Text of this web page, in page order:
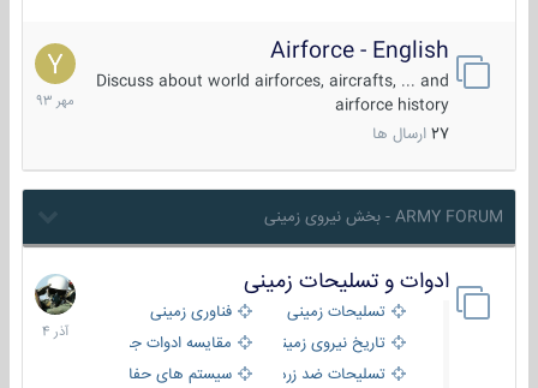
Airforce - English
Discuss about world airforces, aircrafts, ... and
airforce history
27 ارسال ها
15
مهر
1393
ARMY FORUM - بخش نیروی زمینی
ادوات و تسلیحات زمینی
تسلیحات زمینی
فناوری زمینی
تاریخ نیروی زمینی
مقایسه ادوات جنگی
تسلیحات ضد زره
سیستم های حفاظت فعال
21
آذر
1404